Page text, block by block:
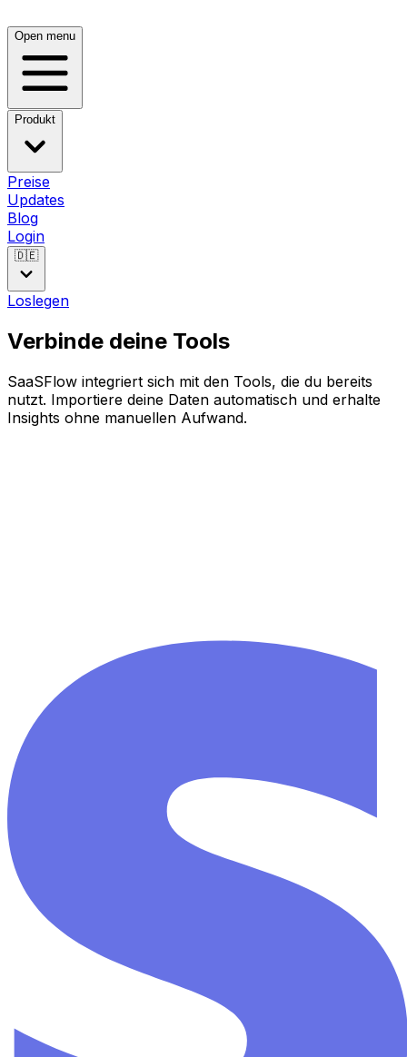
Open menu
Produkt
Preise
Updates
Blog
Login
🇩🇪
Loslegen
Verbinde deine Tools
SaaSFlow integriert sich mit den Tools, die du bereits
nutzt. Importiere deine Daten automatisch und erhalte
Insights ohne manuellen Aufwand.